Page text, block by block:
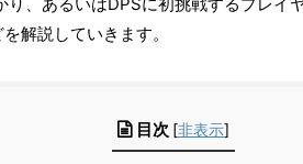
解説していきます。
目次 [非表示]